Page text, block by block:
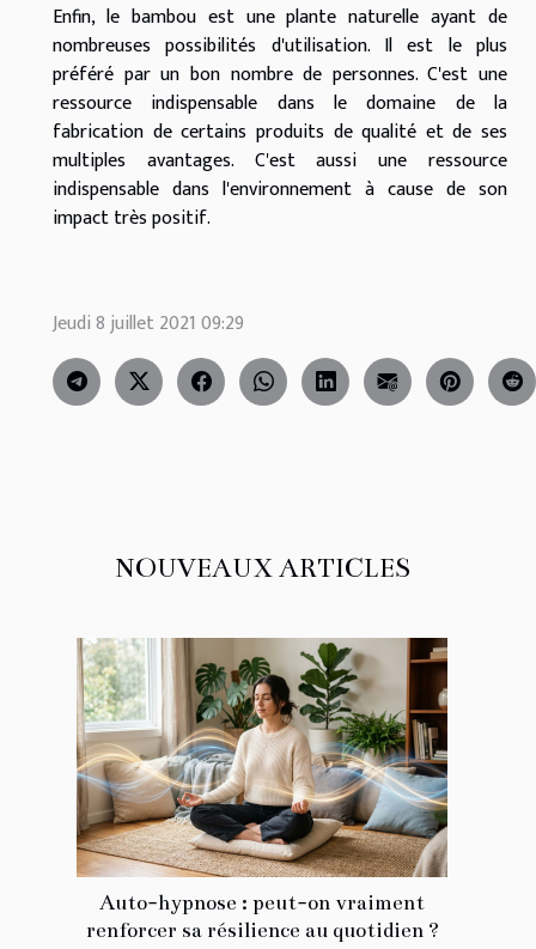
NOUVEAUX ARTICLES
Auto-hypnose : peut-on vraiment
renforcer sa résilience au quotidien ?
Enfin, le bambou est une plante naturelle ayant de
nombreuses possibilités d'utilisation. Il est le plus
préféré par un bon nombre de personnes. C'est une
ressource indispensable dans le domaine de la
fabrication de certains produits de qualité et de ses
multiples avantages. C'est aussi une ressource
indispensable dans l'environnement à cause de son
impact très positif.
Jeudi 8 juillet 2021 09:29